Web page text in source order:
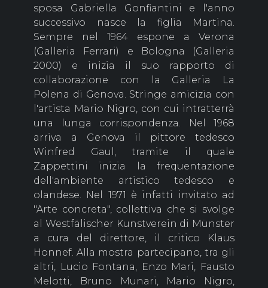
sposa Gabriella Gonfiantini e l'anno
successivo nasce la figlia Martina.
Sempre nel 1964 espone a Verona
(Galleria Ferrari) e Bologna (Galleria
2000) e inizia il suo rapporto di
collaborazione con la Galleria La
Polena di Genova. Stringe amicizia con
l'artista Mario Nigro, con cui intratterrà
una lunga corrispondenza. Nel 1968
arriva a Genova il pittore tedesco
Winfred Gaul, tramite il quale
Zappettini inizia la frequentazione
dell'ambiente artistico tedesco e
olandese. Nel 1971 è infatti invitato ad
"Arte concreta", collettiva che si svolge
al Westfälischer Kunstverein di Münster
a cura del direttore, il critico Klaus
Honnef. Alla mostra partecipano, tra gli
altri, Lucio Fontana, Enzo Mari, Fausto
Melotti, Bruno Munari, Mario Nigro,